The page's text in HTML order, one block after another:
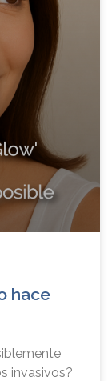
hace
invasivos?